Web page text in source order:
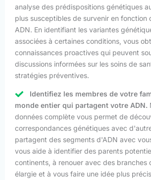
analyse des prédispositions génétiques
plus susceptibles de survenir en fonction
ADN. En identifiant les variantes
associées à certaines conditions, vous
connaissances proactives qui peuvent
discussions informées sur les soins de
stratégies préventives.
Identifiez les membres de votre
monde entier qui partagent votre ADN.
données complète vous permet de
correspondances génétiques avec
partagent des segments d'ADN avec
vous aide à identifier des parents
continents, à renouer avec des branches
élargie et à vous faire une idée plus